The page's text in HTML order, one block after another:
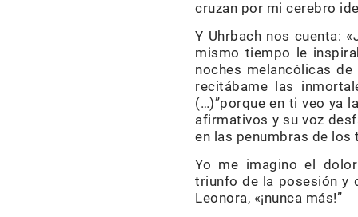
cruzan por mi cerebro
Y Uhrbach nos cuenta:
mismo tiempo le
noches melancólicas
recitábame las
(…)”porque en ti veo ya
afirmativos y su voz
en las penumbras de los
Yo me imagino el
triunfo de la posesión y
Leonora, «¡nunca más!”